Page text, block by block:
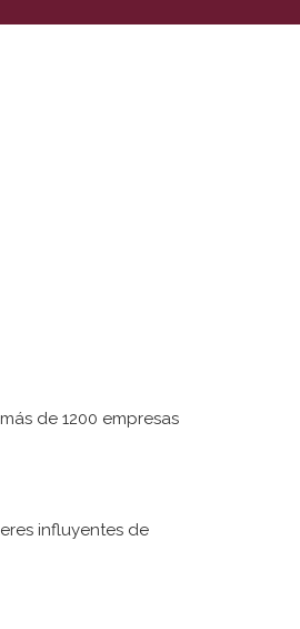
de 1200 empresas
influyentes de